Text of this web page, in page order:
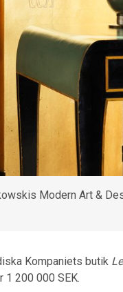
Modern Art &
Kompaniets butik
200 000 SEK.